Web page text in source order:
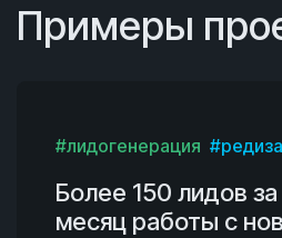
Примеры
#лидогенерация
Более 150 лидов
месяц работы с